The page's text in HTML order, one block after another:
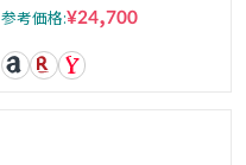
Compatible フリッカーレ
ス
参考価格:¥24,700